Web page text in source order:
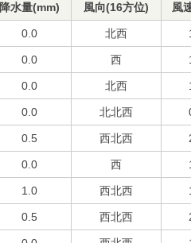
降水量(mm) 風向(16方位) 風
0.0 北西
0.0 西
0.0 北西
0.0 北北西
0.5 西北西
0.0 西
1.0 西北西
0.5 西北西